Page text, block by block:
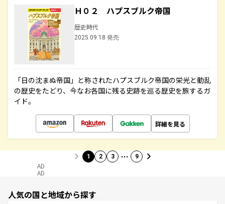
Ｈ０２ ハプスブルク帝国
歴史時代
2025.09.18 発売
「日の沈まぬ帝国」と称されたハプスブルク帝国の栄光と動乱
の歴史をたどり、今なお各国に残る史跡を巡る歴史を旅するガ
イド。
詳細を見る
1 2 3 … 9
AD
AD
人気の国と地域から探す